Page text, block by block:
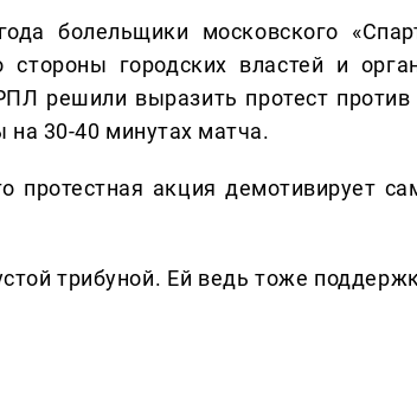
болельщики московского
стороны городских властей и
решили выразить протест против
30-40 минутах матча.
протестная акция демотивирует
трибуной. Ей ведь тоже